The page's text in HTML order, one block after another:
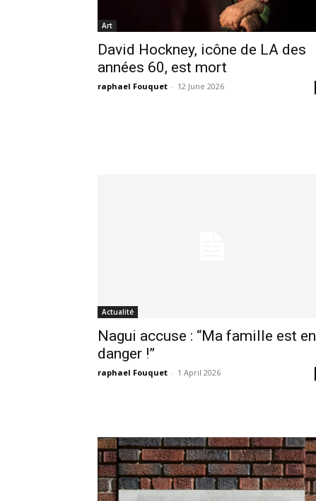
Art
David Hockney, icône de LA des
années 60, est mort
raphael Fouquet - 12 June 2026
Actualité
Nagui accuse : “Ma famille est en
danger !”
raphael Fouquet - 1 April 2026